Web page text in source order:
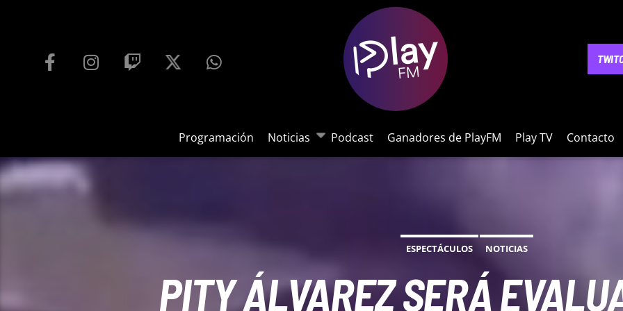
Programación Noticias Podcast Ganadores de PlayFM Play TV Contacto
NOTICIAS
ESPECTÁCULOS NOTICIAS
PITY ÁLVAREZ SERÁ